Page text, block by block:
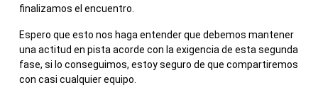
finalizamos el encuentro.
Espero que esto nos haga entender que debemos mantener
una actitud en pista acorde con la exigencia de esta segunda
fase, si lo conseguimos, estoy seguro de que compartiremos
con casi cualquier equipo.